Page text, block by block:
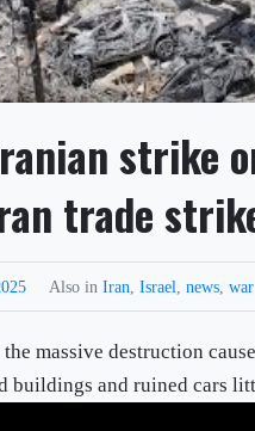
strike
trade
Also inIran ,Israel ,news ,war
massive destruction
buildings and ruined cars